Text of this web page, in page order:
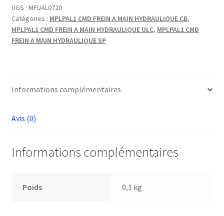
HYDRO
CORPS
GAUCHE
UGS : MFUAL0720
Catégories : MPLPAL1 CMD FREIN A MAIN HYDRAULIQUE CB,
MPLPAL1 CMD FREIN A MAIN HYDRAULIQUE ULC, MPLPAL1 CMD
FREIN A MAIN HYDRAULIQUE SP
Informations complémentaires
Avis (0)
Informations complémentaires
Poids 0,1 kg